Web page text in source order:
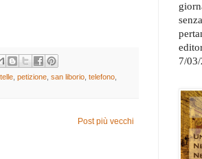
petizione san liborio telefono
Post più vecchi
7/